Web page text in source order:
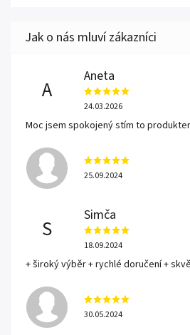
A
Aneta
24.03.2026
Moc jsem spokojený stím to
25.09.2024
S
Simča
18.09.2024
+ široký výběr + rychlé doručení +
30.05.2024